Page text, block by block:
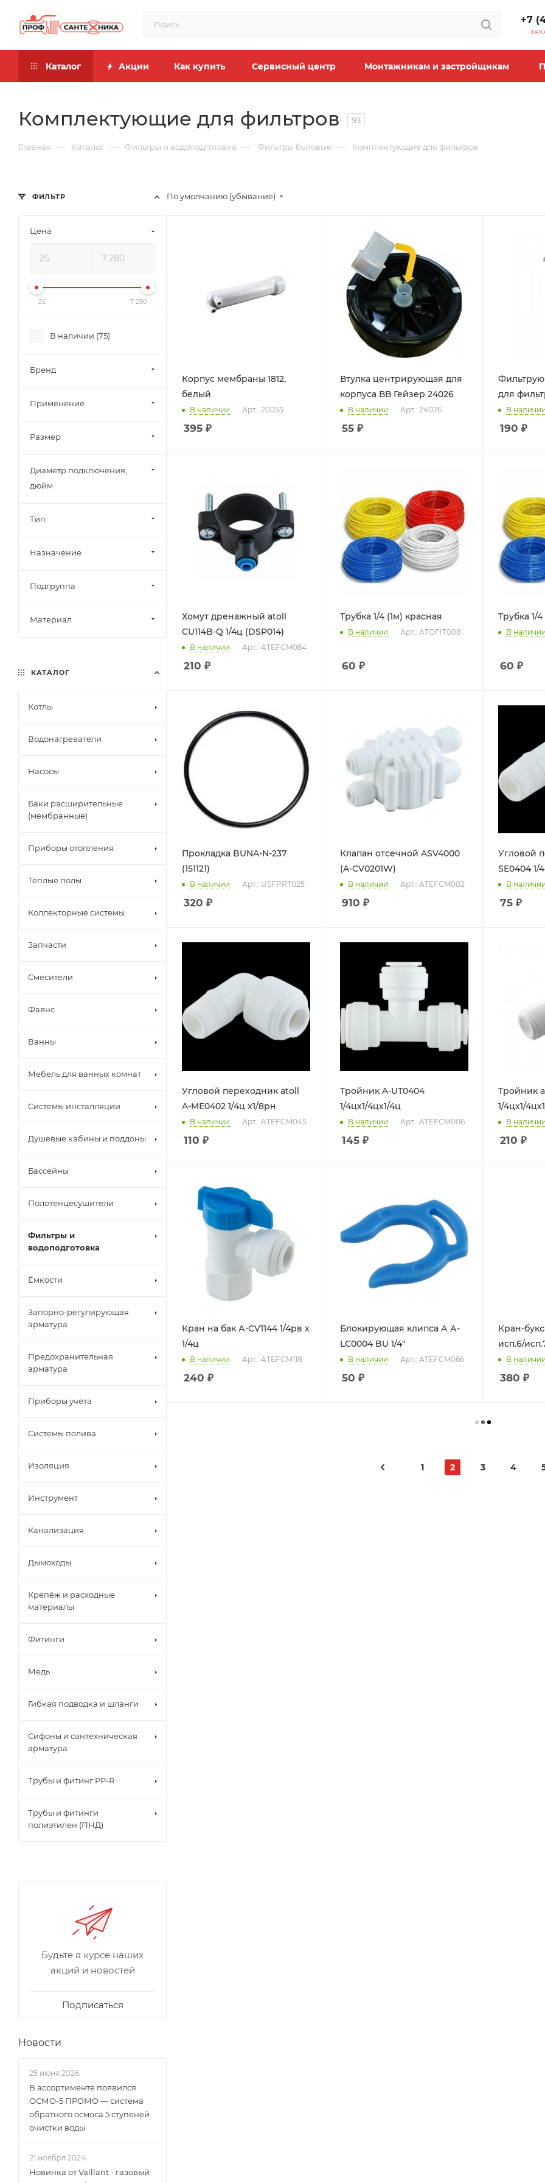
+7
Каталог Акции Как купить Сервисный центр Монтажникам и застройщикам
Комплектующие для фильтров 93
Главная — Каталог — Фильтры и водоподготовка — Фильтры бытовые — Комплектующие для фильтров
По умолчанию (убывание)
Корпус мембраны 1812,
белый
В наличии Арт.: 20055
395 ₽
Втулка центрирующая для
корпуса ВВ Гейзер 24026
В наличии Арт.: 24026
55₽
для
В наличии
190 ₽
Хомут дренажный atoll
CU114B-Q 1/4ц (DSP014)
В наличии Арт.: ATEFCM064
210 ₽
Трубка 1/4 (1м) красная
В наличии Арт.: ATOFIT008
60 ₽
Трубка 1/
В наличии
60 ₽
Прокладка BUNA-N-237
(151121)
В наличии Арт.: USFPRT025
320 ₽
Клапан отсечной ASV4000
(A-CV0201W)
В наличии Арт.: ATEFCM002
910 ₽
Угловой
SE0404 1/
В наличии
75₽
Угловой переходник atoll
A-MЕ0402 1/4ц х1/8рн
В наличии Арт.: ATEFCM045
110 ₽
Тройник A-UT0404
1/4цх1/4цх1/4ц
В наличии Арт.: ATEFCM006
145₽
Тройник
1/4цх1/
В наличии
210 ₽
Кран на бак А-СV1144 1/4рв х
1/4ц
В наличии Арт.: ATEFCM118
240 ₽
Блокирующая клипса А А-
LC0004 BU 1/4"
В наличии Арт.: ATEFCM066
50 ₽
Кран-
исп.6/
В наличии
380 ₽
1 2 3 4
ФИЛЬТР
Цена
25 7 280
В наличии (75)
Бренд
Применение
Размер
Диаметр подключения,
дюйм
Тип
Назначение
Подгруппа
Материал
КАТАЛОГ
Котлы
Водонагреватели
Насосы
Баки расширительные
(мембранные)
Приборы отопления
Тёплые полы
Коллекторные системы
Запчасти
Смесители
Фаянс
Ванны
Мебель для ванных комнат
Системы инсталляции
Душевые кабины и поддоны
Бассейны
Полотенцесушители
Фильтры и
водоподготовка
Ёмкости
Запорно-регулирующая
арматура
Предохранительная
арматура
Приборы учёта
Системы полива
Изоляция
Инструмент
Канализация
Дымоходы
Крепёж и расходные
материалы
Фитинги
Медь
Гибкая подводка и шланги
Сифоны и сантехническая
арматура
Трубы и фитинг PP-R
Трубы и фитинги
полиэтилен (ПНД)
Будьте в курсе наших
акций и новостей
Подписаться
Новости
25 июня 2026
В ассортименте появился
ОСМО-5 ПРОМО — система
обратного осмоса 5 ступеней
очистки воды
21 ноября 2024
Новинка от Vaillant - газовый